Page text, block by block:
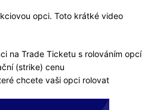
opci. Toto krátké video
na Trade Ticketu s rolováním opcí
(strike) cenu
chcete vaši opci rolovat